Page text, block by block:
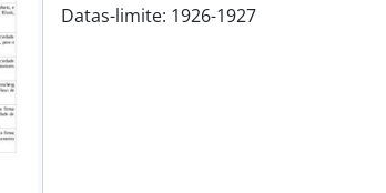
Datas-limite: 1926-1927